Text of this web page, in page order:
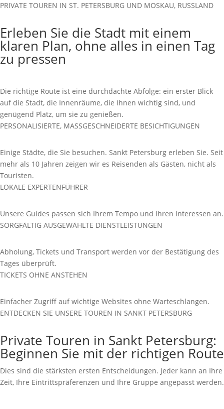
PRIVATE TOUREN IN ST. PETERSBURG UND MOSKAU, RUSSLAND
Erleben Sie die Stadt mit einem
klaren Plan, ohne alles in einen Tag
zu pressen
Die richtige Route ist eine durchdachte Abfolge: ein erster Blick
auf die Stadt, die Innenräume, die Ihnen wichtig sind, und
genügend Platz, um sie zu genießen.
PERSONALISIERTE, MASSGESCHNEIDERTE BESICHTIGUNGEN
Einige Städte, die Sie besuchen. Sankt Petersburg erleben Sie. Seit
mehr als 10 Jahren zeigen wir es Reisenden als Gästen, nicht als
Touristen.
LOKALE EXPERTENFÜHRER
Unsere Guides passen sich Ihrem Tempo und Ihren Interessen an.
SORGFÄLTIG AUSGEWÄHLTE DIENSTLEISTUNGEN
Abholung, Tickets und Transport werden vor der Bestätigung des
Tages überprüft.
TICKETS OHNE ANSTEHEN
Einfacher Zugriff auf wichtige Websites ohne Warteschlangen.
ENTDECKEN SIE UNSERE TOUREN IN SANKT PETERSBURG
Private Touren in Sankt Petersburg:
Beginnen Sie mit der richtigen Route
Dies sind die stärksten ersten Entscheidungen. Jeder kann an Ihre
Zeit, Ihre Eintrittspräferenzen und Ihre Gruppe angepasst werden.